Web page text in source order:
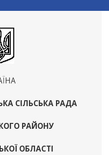
СІЛЬСЬКА РАДА
РАЙОНУ
ОБЛАСТІ